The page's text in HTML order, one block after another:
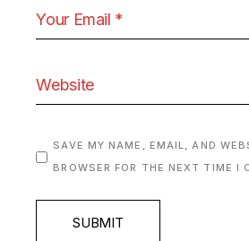
SAVE MY NAME, EMAIL, AND
BROWSER FOR THE NEXT TIME I
SUBMIT